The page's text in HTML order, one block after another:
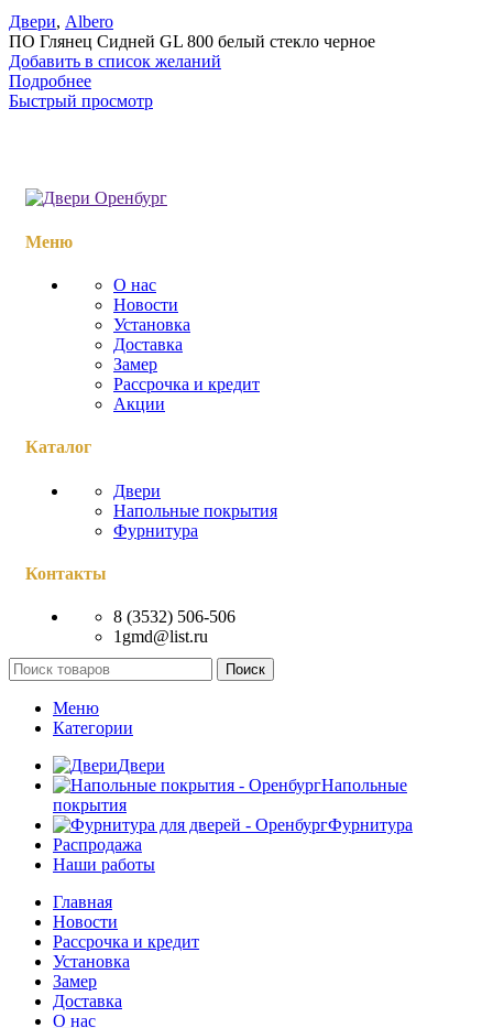
Двери, Albero
ПО Глянец Сидней GL 800 белый стекло черное
Добавить в список желаний
Подробнее
Быстрый просмотр
Меню
О нас
Новости
Установка
Доставка
Замер
Рассрочка и кредит
Акции
Каталог
Двери
Напольные покрытия
Фурнитура
Контакты
8 (3532) 506-506
1gmd@list.ru
Поиск
Меню
Категории
Двери
Напольные
покрытия
Фурнитура
Распродажа
Наши работы
Главная
Новости
Рассрочка и кредит
Установка
Замер
Доставка
О нас